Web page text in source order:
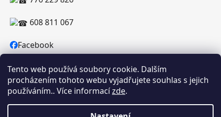
Tento web používá soubory cookie. Dalším
procházením tohoto webu vyjadřujete souhlas s jejich
používáním.. Více informacízde.
608 811 067
Facebook
Vytvořil Shoptet
RYBICKAR.CZ